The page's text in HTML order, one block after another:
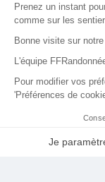
CGV et
Cookies
LA FÉDÉRATION
Faire un don
Prenez un instant
comme sur les
Bonne visite sur notre
L'équipe
Pour modifier vos
'Préférences de
Je